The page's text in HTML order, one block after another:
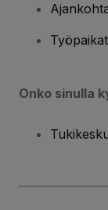
Työpaikat
Onko sinulla